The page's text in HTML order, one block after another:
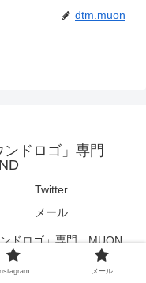
dtm.muon
ンドロゴ」専門
Twitter
メール
ドロゴ」専門 MUON
Instagram メール